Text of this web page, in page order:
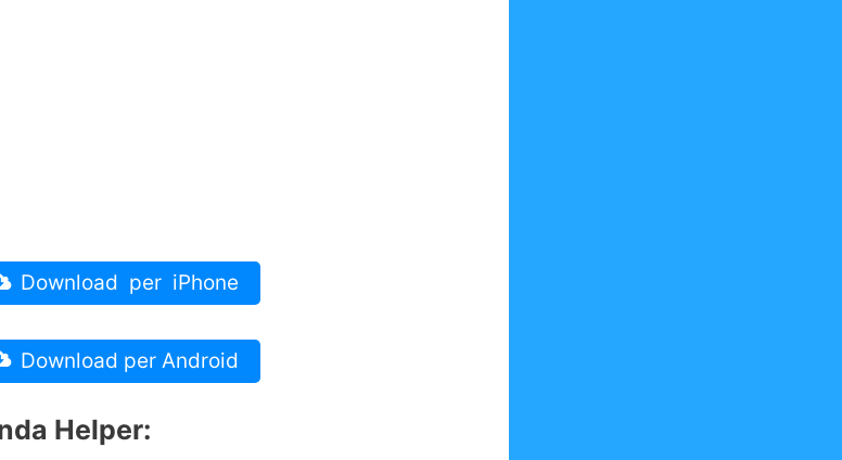
Download per iPhone
Download per Android
Helper: